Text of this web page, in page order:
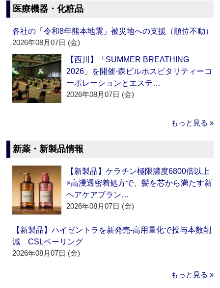
医療機器・化粧品
各社の「令和8年熊本地震」被災地への支援（順位不動）
2026年08月07日 (金)
【西川】「SUMMER BREATHING
2026」を開催‐森ビルホスピタリティーコ
ーポレーションとエステ…
2026年08月07日 (金)
もっと見る »
新薬・新製品情報
【新製品】ケラチン極限濃度6800倍以上
×高浸透密着処方で、髪を芯から満たす新
ヘアケアブラン…
2026年08月07日 (金)
【新製品】ハイゼントラを新発売‐高用量化で投与本数削
減 CSLベーリング
2026年08月07日 (金)
もっと見る »